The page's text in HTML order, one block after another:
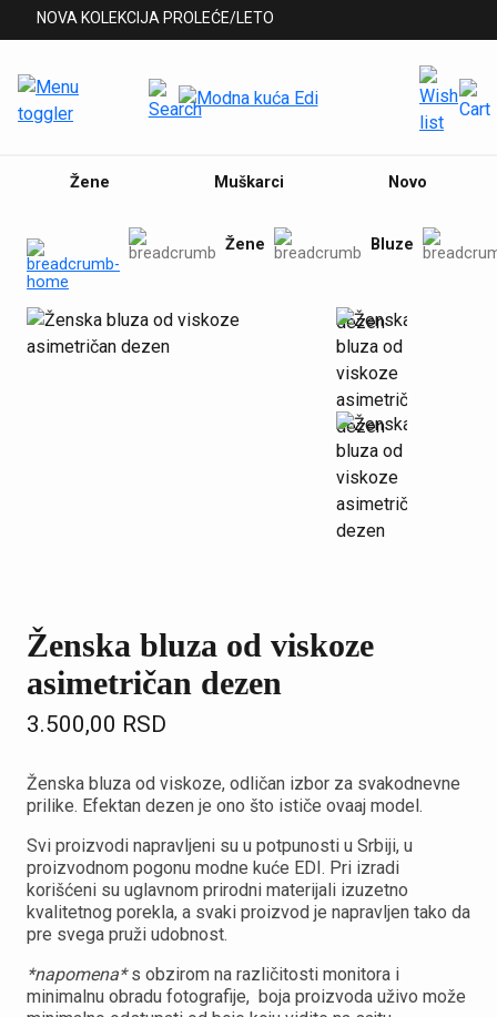
NOVA KOLEKCIJA PROLEĆE/LETO
Žene Muškarci Novo
Žene Bluze
Ženska bluza od viskoze
asimetričan dezen
3.500,00 RSD
Ženska bluza od viskoze, odličan izbor za svakodnevne
prilike. Efektan dezen je ono što ističe ovaaj model.
Svi proizvodi napravljeni su u potpunosti u Srbiji, u
proizvodnom pogonu modne kuće EDI. Pri izradi
korišćeni su uglavnom prirodni materijali izuzetno
kvalitetnog porekla, a svaki proizvod je napravljen tako da
pre svega pruži udobnost.
*napomena*s obzirom na različitosti monitora i
minimalnu obradu fotografije, boja proizvoda uživo može